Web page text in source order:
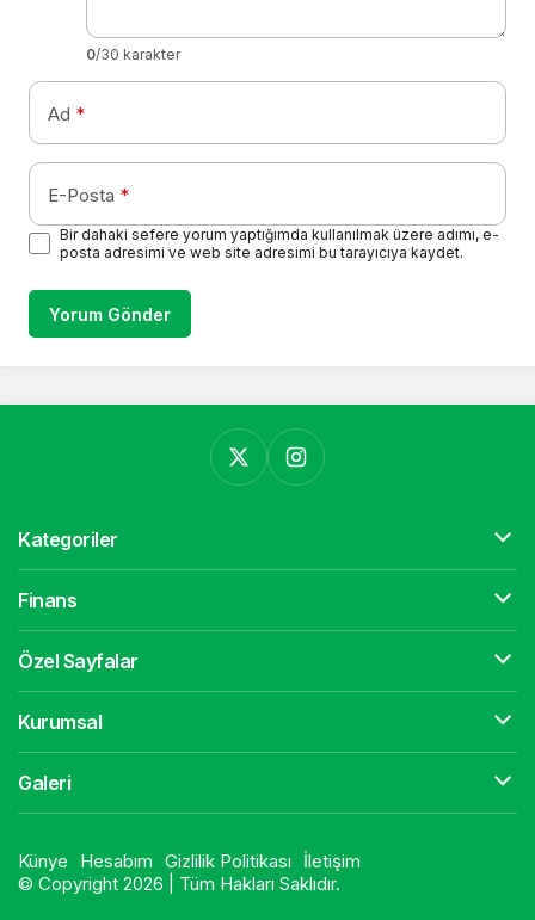
0/30 karakter
Ad *
E-Posta *
Bir dahaki sefere yorum yaptığımda kullanılmak üzere adımı, e-
posta adresimi ve web site adresimi bu tarayıcıya kaydet.
Yorum Gönder
Kategoriler
Finans
Özel Sayfalar
Kurumsal
Galeri
Künye Hesabım Gizlilik Politikası
İletişim
© Copyright 2026 | Tüm Hakları Saklıdır.